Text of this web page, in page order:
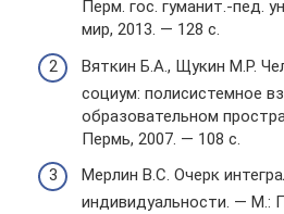
Перм. гос. гуманит.-пед.
мир, 2013. — 128 с.
Вяткин Б.А., Щукин М.Р.
социум: полисистемное
образовательном
Пермь, 2007. — 108 с.
Мерлин В.С. Очерк
индивидуальности. — М.: